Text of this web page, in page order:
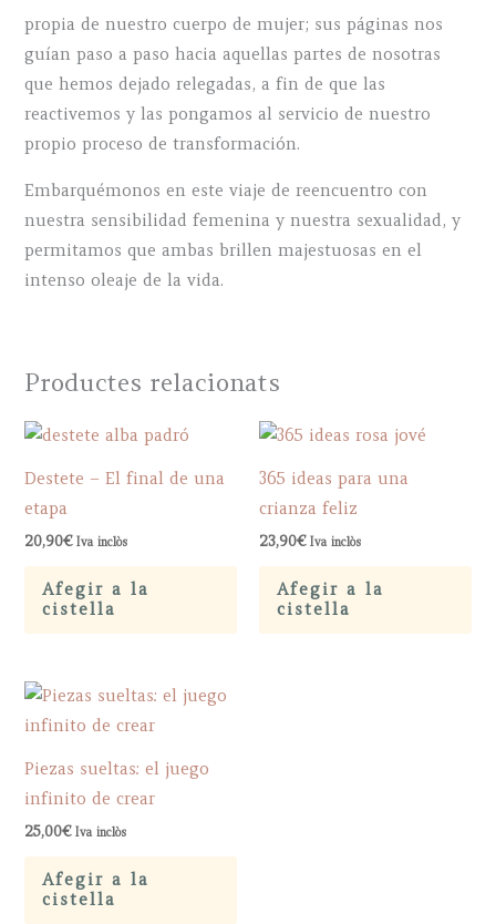
propia de nuestro cuerpo de mujer; sus páginas nos
guían paso a paso hacia aquellas partes de nosotras
que hemos dejado relegadas, a fin de que las
reactivemos y las pongamos al servicio de nuestro
propio proceso de transformación.
Embarquémonos en este viaje de reencuentro con
nuestra sensibilidad femenina y nuestra sexualidad, y
permitamos que ambas brillen majestuosas en el
intenso oleaje de la vida.
Productes relacionats
Destete – El final de una
etapa
20,90€ Iva inclòs
Afegir a la
cistella
365 ideas para una
crianza feliz
23,90€ Iva inclòs
Afegir a la
cistella
Piezas sueltas: el juego
infinito de crear
25,00€ Iva inclòs
Afegir a la
cistella